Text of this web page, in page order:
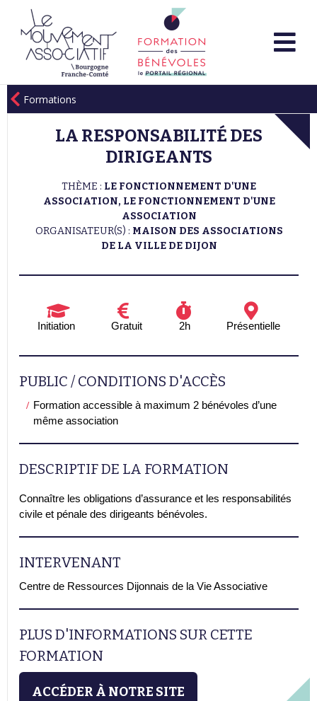
Formations
LA RESPONSABILITÉ DES
DIRIGEANTS
THÈME : LE FONCTIONNEMENT D'UNE
ASSOCIATION, LE FONCTIONNEMENT D'UNE
ASSOCIATION
ORGANISATEUR(S) : MAISON DES ASSOCIATIONS
DE LA VILLE DE DIJON
Initiation Gratuit 2h Présentielle
PUBLIC / CONDITIONS D'ACCÈS
Formation accessible à maximum 2 bénévoles d’une
même association
DESCRIPTIF DE LA FORMATION
Connaître les obligations d’assurance et les responsabilités
civile et pénale des dirigeants bénévoles.
INTERVENANT
Centre de Ressources Dijonnais de la Vie Associative
PLUS D'INFORMATIONS SUR CETTE
FORMATION
ACCÉDER À NOTRE SITE